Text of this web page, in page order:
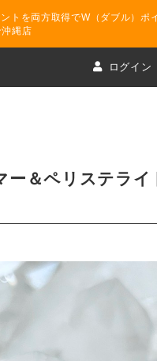
トを両方取得でW（ダブル）ポ
縄店
ログイン
ー＆ペリステラ